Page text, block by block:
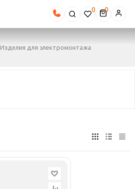
0
Изделия для электромонтажа